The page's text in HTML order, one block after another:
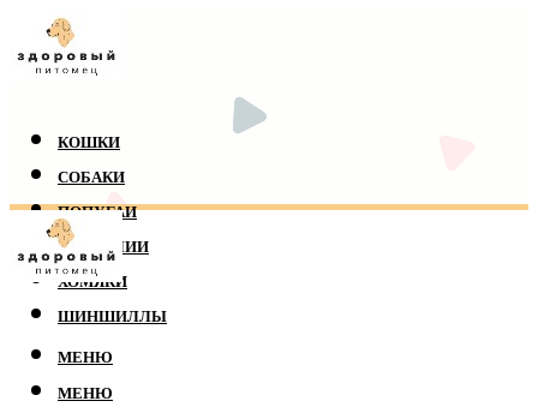
КОШКИ
СОБАКИ
ПОПУГАИ
РЕПТИЛИИ
ХОМЯКИ
ШИНШИЛЛЫ
МЕНЮ
МЕНЮ